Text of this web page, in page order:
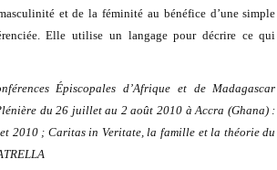
et de la féminité au bénéfice d’une simple
Elle utilise un langage pour décrire ce qui
Épiscopales d’Afrique et de Madagascar
du 26 juillet au 2 août 2010 à Accra (Ghana) :
2010 ; Caritas in Veritate, la famille et la théorie du